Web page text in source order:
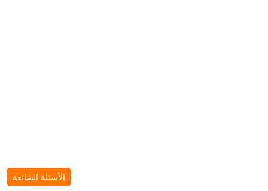
الأسئلة الشائعة